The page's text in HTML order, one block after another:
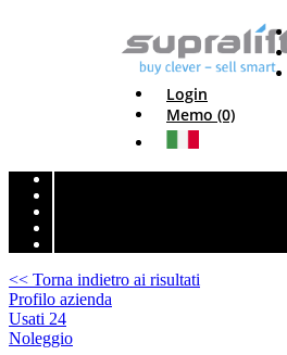
Login
Memo (0)
<< Torna indietro ai risultati
Profilo azienda
Usati 24
Noleggio